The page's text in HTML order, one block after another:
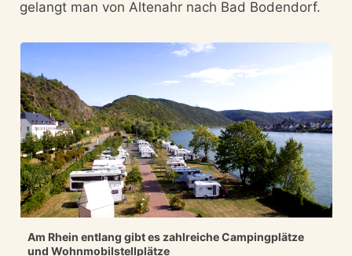
gelangt man von Altenahr nach Bad Bodendorf.
Am Rhein entlang gibt es zahlreiche Campingplätze
und Wohnmobilstellplätze